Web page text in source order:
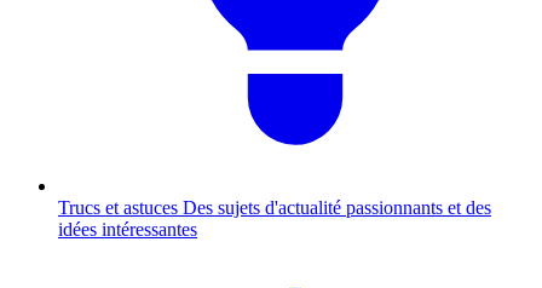
Trucs et astuces Des sujets d'actualité passionnants et des
idées intéressantes